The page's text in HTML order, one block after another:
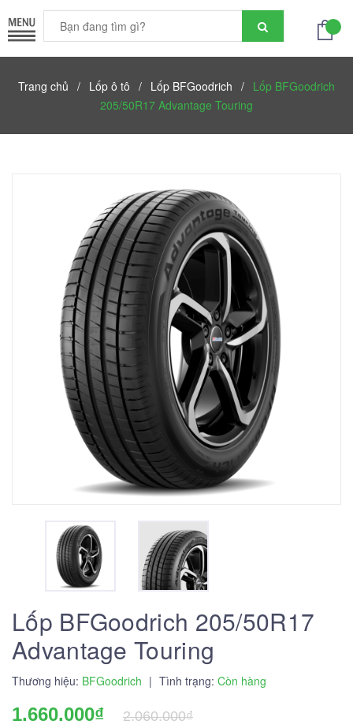
Trang chủ / Lốp ô tô / Lốp BFGoodrich / Lốp BFGoodrich
205/50R17 Advantage Touring
Lốp BFGoodrich 205/50R17
Advantage Touring
Thương hiệu: BFGoodrich | Tình trạng: Còn hàng
1.660.000₫
2.060.000₫